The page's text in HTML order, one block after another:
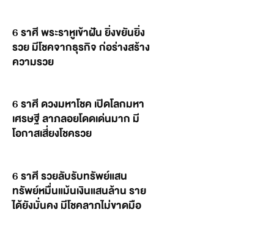
6 ราศี พระราหูเข้าฝัน ยิ่งขยันยิ่ง
รวย มีโชคจากธุรกิจ ก่อร่างสร้าง
ความรวย
6 ราศี ดวงมหาโชค เปิดโลกมหา
เศรษฐี ลาภลอยโดดเด่นมาก มี
โอกาสเสี่ยงโชครวย
6 ราศี รวยลับรับทรัพย์แสน
ทรัพย์หมื่นแม้นเงินแสนล้าน ราย
ได้ยังมั่นคง มีโชคลาภไม่ขาดมือ